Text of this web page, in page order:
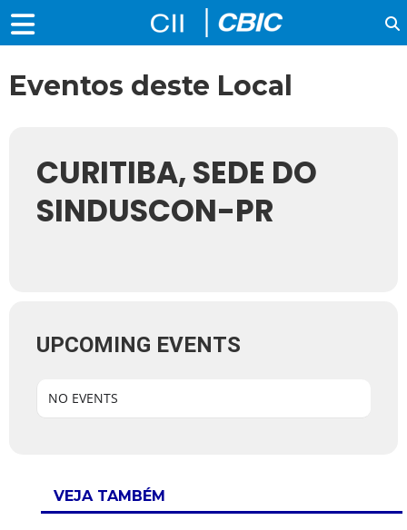
Eventos deste Local
CURITIBA, SEDE DO
SINDUSCON-PR
UPCOMING EVENTS
NO EVENTS
VEJA TAMBÉM